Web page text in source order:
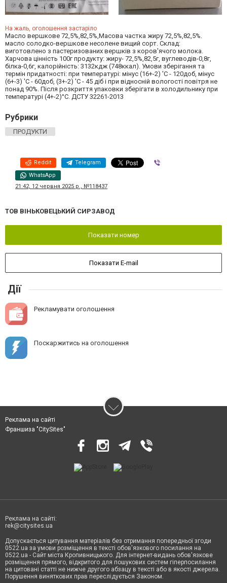
На жаль, оголошення застаріло
Масло вершкове 72,5%,82,5%,Масова частка жиру 72,5%,82,5%.
масло солодко-вершкове несолене вищий сорт. Склад:
виготовлено з пастеризованих вершків з коров'ячого молока.
Харчова цінність 100г продукту: жиру- 72,5%,82,5г, вуглеводів-0,8г,
білка-0,6г, калорійність: 3132кдж (748ккал). Умови зберігання та
термін придатності: при температурі: мінус (16+-2) 'С - 120доб, мінус
(6+-3) 'С - 60доб, (3+-2) 'С - 45 діб і при відносній вологості повітря не
понад 90%. Після розкриття упаковки зберігати в холодильнику при
температурі (4+-2)°С. ДСТУ 32261-2013
Рубрики
ПРОДУКТИ
Reddit Telegram
WhatsApp
21:42, 12 червня 2025 р., №118437
ТОВ ВІНЬКОВЕЦЬКИЙ СИРЗАВОД
Показати номер
Показати E-mail
Дії
Рекламувати оголошення
Поскаржитись на оголошення
Реклама на сайті
Франшиза "CitySites"
Реклама на сайті:
rek@citysites.ua
Допускається цитування матеріалів без отримання попередньої згоди
0522.ua за умови розміщення в тексті обов'язкового посилання на
0522.ua - Сайт міста Кропивницького. Для інтернет-видань обов'язкове
розміщення прямого, відкритого для пошукових систем гіперпосилання
на цитовані статті не нижче другого абзацу в тексті або в якості джерела.
Порушення виняткових прав переслідується Законом.